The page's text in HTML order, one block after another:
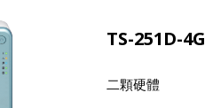
TS-251D-4G
二顆硬體